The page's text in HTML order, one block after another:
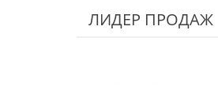
ЛИДЕР ПРОДАЖ